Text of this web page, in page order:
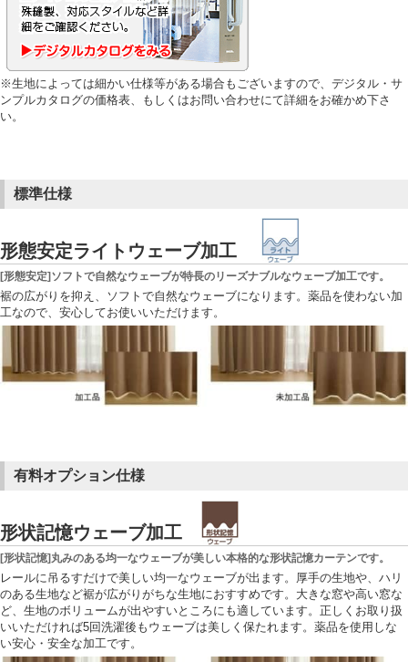
※生地によっては細かい仕様等がある場合もございますので、デジタル・サ
ンプルカタログの価格表、もしくはお問い合わせにて詳細をお確かめ下さ
い。
標準仕様
形態安定ライトウェーブ加工
[形態安定]ソフトで自然なウェーブが特長のリーズナブルなウェーブ加工です。
裾の広がりを抑え、ソフトで自然なウェーブになります。薬品を使わない加
工なので、安心してお使いいただけます。
有料オプション仕様
形状記憶ウェーブ加工
[形状記憶]丸みのある均一なウェーブが美しい本格的な形状記憶カーテンです。
レールに吊るすだけで美しい均一なウェーブが出ます。厚手の生地や、ハリ
のある生地など裾が広がりがちな生地におすすめです。大きな窓や高い窓な
ど、生地のボリュームが出やすいところにも適しています。正しくお取り扱
いいただければ5回洗濯後もウェーブは美しく保たれます。薬品を使用しな
い安心・安全な加工です。